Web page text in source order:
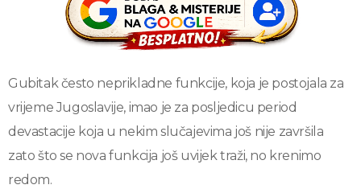
Gubitak često neprikladne funkcije, koja je postojala za
vrijeme Jugoslavije, imao je za posljedicu period
devastacije koja u nekim slučajevima još nije završila
zato što se nova funkcija još uvijek traži, no krenimo
redom.